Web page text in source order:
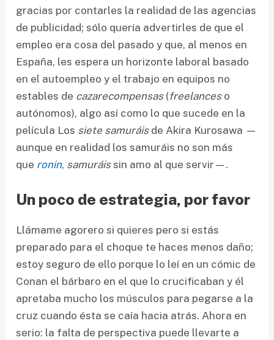
gracias por contarles la realidad de las agencias
de publicidad; sólo quería advertirles de que el
empleo era cosa del pasado y que, al menos en
España, les espera un horizonte laboral basado
en el autoempleo y el trabajo en equipos no
estables de cazarecompensas(freelanceso
autónomos), algo así como lo que sucede en la
película Los siete samuráisde Akira Kurosawa —
aunque en realidad los samuráis no son más
que ronin, samuráissin amo al que servir—.
Un poco de estrategia, por favor
Llámame agorero si quieres pero si estás
preparado para el choque te haces menos daño;
estoy seguro de ello porque lo leí en un cómic de
Conan el bárbaro en el que lo crucificaban y él
apretaba mucho los músculos para pegarse a la
cruz cuando ésta se caía hacia atrás. Ahora en
serio: la falta de perspectiva puede llevarte a